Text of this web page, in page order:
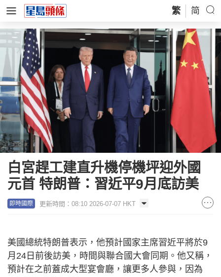
繁 简
白宮趕工建直升機停機坪迎外國
元首 特朗普：習近平9月底訪美
即時國際 更新時間：08:10 2026-07-07 HKT
美國總統特朗普表示，他預計國家主席習近平將於9
月24日前後訪美，時間與聯合國大會同期。他又稱，
預計在之前蓋成大型宴會廳，讓更多人參與，因為